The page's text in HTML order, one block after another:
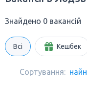
Знайдено 0 вакансій
Всі Кешбек
Сортування: